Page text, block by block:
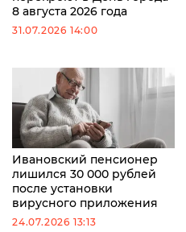
8 августа 2026 года
31.07.2026 14:00
Ивановский пенсионер
лишился 30 000 рублей
после установки
вирусного приложения
24.07.2026 13:13